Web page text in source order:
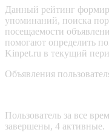
Данный рейтинг
упоминаний, поиска
посещаемости
помогают определить
Kinpet.ru в текущий
Объявления
Пользователь за все
завершены, 4 активные.